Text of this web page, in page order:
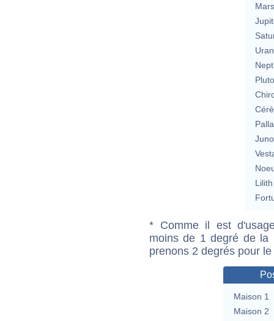
Mars
Lilith
* Comme il est
moins de 1 degré de la
prenons 2 degrés pour
Maison 1
Maison 2